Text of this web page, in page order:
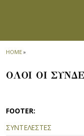
HOME»
ΟΛΟΙ ΟΙ
FOOTER:
ΣΥΝΤΕΛΕΣΤΕΣ